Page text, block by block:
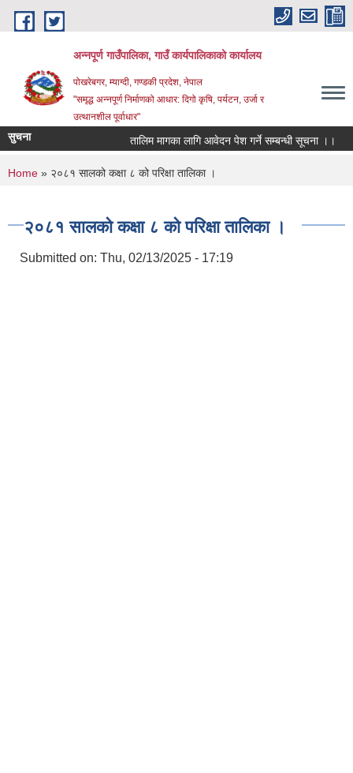
Skip to main content
अन्‍नपूर्ण गाउँपालिका, गाउँ कार्यपालिकाको कार्यालय
पोखरेबगर, म्याग्दी, गण्डकी प्रदेश, नेपाल
"समृद्ध अन्‍नपूर्ण निर्माणको आधार: दिगो कृषि, पर्यटन, उर्जा र
उत्थानशील पूर्वाधार"
सुचना तालिम मागका लागि आवेदन पेश गर्ने सम्बन्धी सूचना ।।
You are here
Home » २०८१ सालको कक्षा ८ को परिक्षा तालिका ।
२०८१ सालको कक्षा ८ को परिक्षा तालिका ।
Submitted on: Thu, 02/13/2025 - 17:19